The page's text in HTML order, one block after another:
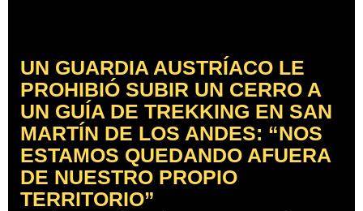
UN GUARDIA AUSTRÍACO LE
PROHIBIÓ SUBIR UN CERRO A
UN GUÍA DE TREKKING EN SAN
MARTÍN DE LOS ANDES: “NOS
ESTAMOS QUEDANDO AFUERA
DE NUESTRO PROPIO
TERRITORIO”